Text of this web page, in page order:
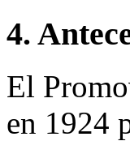
4.
El
en 1924